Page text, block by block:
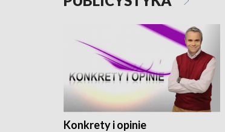
Konkrety i opinie